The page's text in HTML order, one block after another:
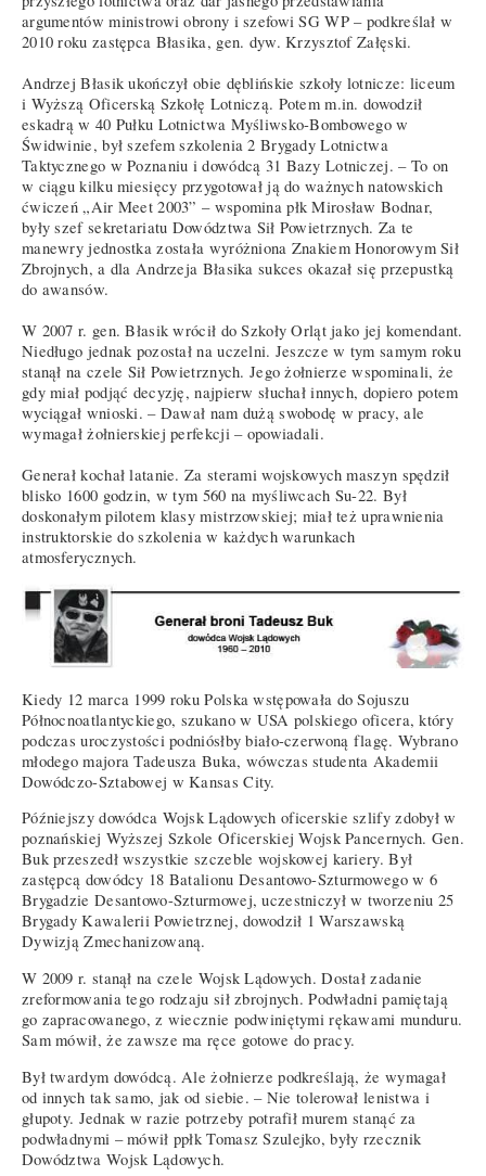
argumentów ministrowi obrony i szefowi SG WP – podkreślał w
2010 roku zastępca Błasika, gen. dyw. Krzysztof Załęski.
Andrzej Błasik ukończył obie dęblińskie szkoły lotnicze: liceum
i Wyższą Oficerską Szkołę Lotniczą. Potem m.in. dowodził
eskadrą w 40 Pułku Lotnictwa Myśliwsko-Bombowego w
Świdwinie, był szefem szkolenia 2 Brygady Lotnictwa
Taktycznego w Poznaniu i dowódcą 31 Bazy Lotniczej. – To on
w ciągu kilku miesięcy przygotował ją do ważnych natowskich
ćwiczeń „Air Meet 2003” – wspomina płk Mirosław Bodnar,
były szef sekretariatu Dowództwa Sił Powietrznych. Za te
manewry jednostka została wyróżniona Znakiem Honorowym Sił
Zbrojnych, a dla Andrzeja Błasika sukces okazał się przepustką
do awansów.
W 2007 r. gen. Błasik wrócił do Szkoły Orląt jako jej komendant.
Niedługo jednak pozostał na uczelni. Jeszcze w tym samym roku
stanął na czele Sił Powietrznych. Jego żołnierze wspominali, że
gdy miał podjąć decyzję, najpierw słuchał innych, dopiero potem
wyciągał wnioski. – Dawał nam dużą swobodę w pracy, ale
wymagał żołnierskiej perfekcji – opowiadali.
Generał kochał latanie. Za sterami wojskowych maszyn spędził
blisko 1600 godzin, w tym 560 na myśliwcach Su-22. Był
doskonałym pilotem klasy mistrzowskiej; miał też uprawnienia
instruktorskie do szkolenia w każdych warunkach
atmosferycznych.
Kiedy 12 marca 1999 roku Polska wstępowała do Sojuszu
Północnoatlantyckiego, szukano w USA polskiego oficera, który
podczas uroczystości podniósłby biało-czerwoną flagę. Wybrano
młodego majora Tadeusza Buka, wówczas studenta Akademii
Dowódczo-Sztabowej w Kansas City.
Późniejszy dowódca Wojsk Lądowych oficerskie szlify zdobył w
poznańskiej Wyższej Szkole Oficerskiej Wojsk Pancernych. Gen.
Buk przeszedł wszystkie szczeble wojskowej kariery. Był
zastępcą dowódcy 18 Batalionu Desantowo-Szturmowego w 6
Brygadzie Desantowo-Szturmowej, uczestniczył w tworzeniu 25
Brygady Kawalerii Powietrznej, dowodził 1 Warszawską
Dywizją Zmechanizowaną.
W 2009 r. stanął na czele Wojsk Lądowych. Dostał zadanie
zreformowania tego rodzaju sił zbrojnych. Podwładni pamiętają
go zapracowanego, z wiecznie podwiniętymi rękawami munduru.
Sam mówił, że zawsze ma ręce gotowe do pracy.
Był twardym dowódcą. Ale żołnierze podkreślają, że wymagał
od innych tak samo, jak od siebie. – Nie tolerował lenistwa i
głupoty. Jednak w razie potrzeby potrafił murem stanąć za
podwładnymi – mówił ppłk Tomasz Szulejko, były rzecznik
Dowództwa Wojsk Lądowych.